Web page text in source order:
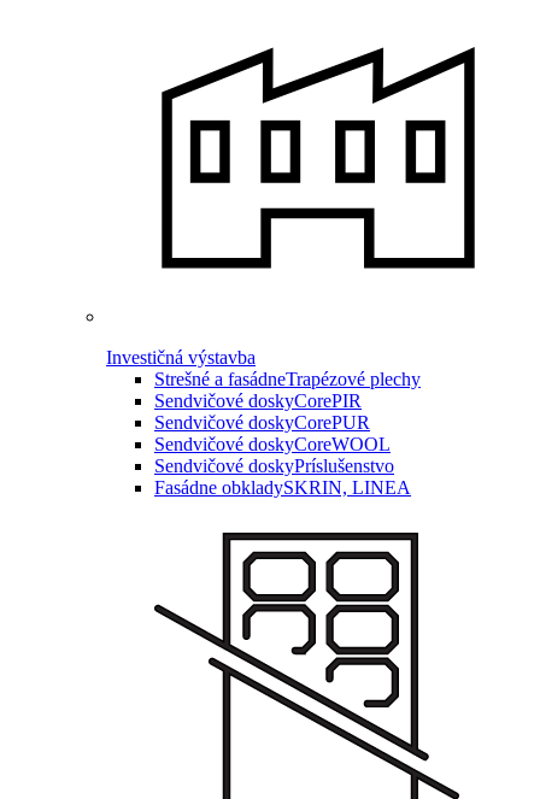
Investičná výstavba
Strešné a fasádneTrapézové plechy
Sendvičové doskyCorePIR
Sendvičové doskyCorePUR
Sendvičové doskyCoreWOOL
Sendvičové doskyPríslušenstvo
Fasádne obkladySKRIN, LINEA